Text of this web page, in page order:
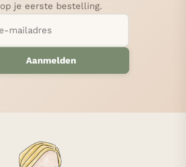
op je eerste bestelling.
Aanmelden